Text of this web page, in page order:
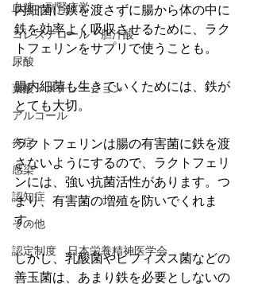
血糖・副腎疲労
コレステロール・胆汁酸
尿酸
葉酸・メチレーション
アルコール
炎症
感染
認知症
その他
認定制度 日本栄養精神医学会
内細菌に鉄を渡さずに腸から体の中に
鉄を効率よく吸収させるために、ラク
トフェリンをサプリで使うことも。
腸内細菌も生きていくためには、鉄が
とても大切。
ラクトフェリンは腸の有害菌に鉄を渡
さないようにするので、ラクトフェリ
ンには、強い抗菌活性があります。つ
まり、有害菌の増殖を防いでくれま
す。
しかし、乳酸菌やビフィズス菌などの
善玉菌は、あまり鉄を必要としないの